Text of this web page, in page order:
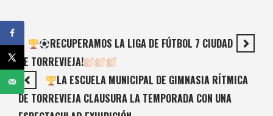
RECUPERAMOS LA LIGA DE FÚTBOL 7 CIUDAD
DE TORREVIEJA!
LA ESCUELA MUNICIPAL DE GIMNASIA RÍTMICA
DE TORREVIEJA CLAUSURA LA TEMPORADA CON UNA